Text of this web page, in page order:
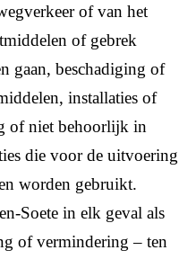
of van het
of gebrek
gaan, beschadiging of
installaties of
of niet behoorlijk in
die voor de uitvoering
worden gebruikt.
Soete in elk geval als
of vermindering – ten